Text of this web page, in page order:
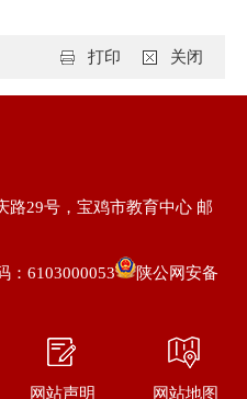
关闭
打印
路29号，宝鸡市教育中心 邮
：6103000053
陕公网安备
网站声明 网站地图